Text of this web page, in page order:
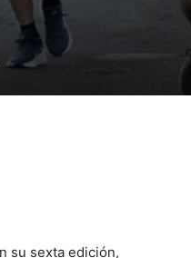
su sexta edición,